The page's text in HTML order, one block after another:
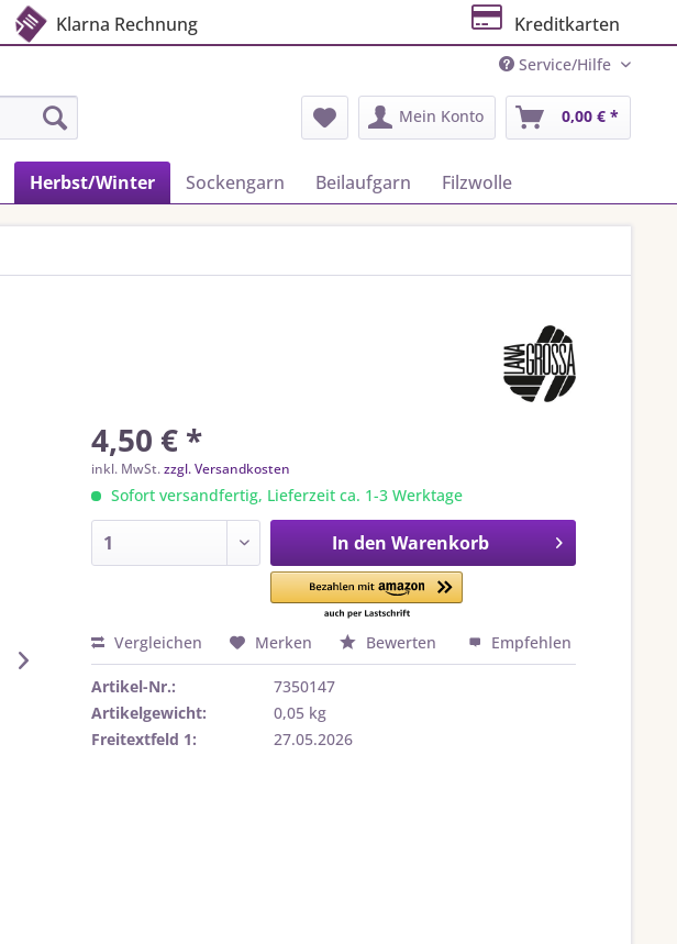
Klarna Rechnung Kreditkarten
Service/Hilfe
Mein Konto 0,00 € *
Herbst/Winter Sockengarn Beilaufgarn Filzwolle
4,50 € *
inkl. MwSt.zzgl. Versandkosten
Sofort versandfertig, Lieferzeit ca. 1-3 Werktage
In den Warenkorb
Vergleichen Merken Bewerten Empfehlen
Artikel-Nr.:
7350147
Artikelgewicht:
0,05 kg
Freitextfeld 1:
27.05.2026